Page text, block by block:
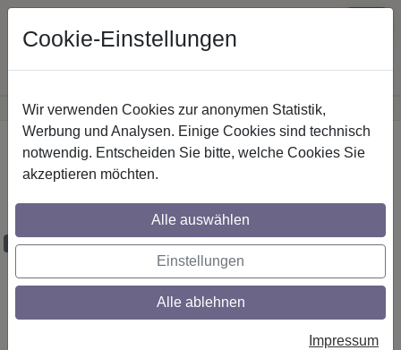
Günstige Versandkosteninnerhalb Österreichs· Sichere Zahlung
Startseite
Stilg. 20 mm 1-lfg. Platon Santo 520 cm
Schwarz/Chrom
Maßzuschnitt möglich
Cookie-Einstellungen
Wir verwenden Cookies zur anonymen Statistik,
Werbung und Analysen. Einige Cookies sind technisch
notwendig. Entscheiden Sie bitte, welche Cookies Sie
akzeptieren möchten.
Alle auswählen
Einstellungen
Alle ablehnen
Impressum